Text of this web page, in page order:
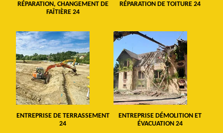
RÉPARATION, CHANGEMENT DE
FAÎTIÈRE 24
RÉPARATION DE TOITURE 24
ENTREPRISE DE TERRASSEMENT
24
ENTREPRISE DÉMOLITION ET
ÉVACUATION 24